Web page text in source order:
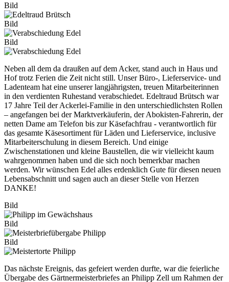
Bild
Bild
Bild
Neben all dem da draußen auf dem Acker, stand auch in Haus und
Hof trotz Ferien die Zeit nicht still. Unser Büro-, Lieferservice- und
Ladenteam hat eine unserer langjährigsten, treuen Mitarbeiterinnen
in den verdienten Ruhestand verabschiedet. Edeltraud Brütsch war
17 Jahre Teil der Ackerlei-Familie in den unterschiedlichsten Rollen
– angefangen bei der Marktverkäuferin, der Abokisten-Fahrerin, der
netten Dame am Telefon bis zur Käsefachfrau - verantwortlich für
das gesamte Käsesortiment für Läden und Lieferservice, inclusive
Mitarbeiterschulung in diesem Bereich. Und einige
Zwischenstationen und kleine Baustellen, die wir vielleicht kaum
wahrgenommen haben und die sich noch bemerkbar machen
werden. Wir wünschen Edel alles erdenklich Gute für diesen neuen
Lebensabschnitt und sagen auch an dieser Stelle von Herzen
DANKE!
Bild
Bild
Bild
Das nächste Ereignis, das gefeiert werden durfte, war die feierliche
Übergabe des Gärtnermeisterbriefes an Philipp Zell um Rahmen der